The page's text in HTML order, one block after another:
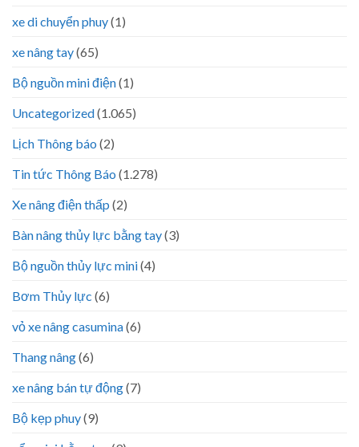
xe di chuyển phuy(1)
xe nâng tay(65)
Bộ nguồn mini điện(1)
Uncategorized(1.065)
Lịch Thông báo (2)
Tin tức Thông Báo (1.278)
Xe nâng điện thấp (2)
Bàn nâng thủy lực bằng tay(3)
Bộ nguồn thủy lực mini(4)
Bơm Thủy lực (6)
vỏ xe nâng casumina(6)
Thang nâng(6)
xe nâng bán tự động(7)
Bộ kẹp phuy(9)